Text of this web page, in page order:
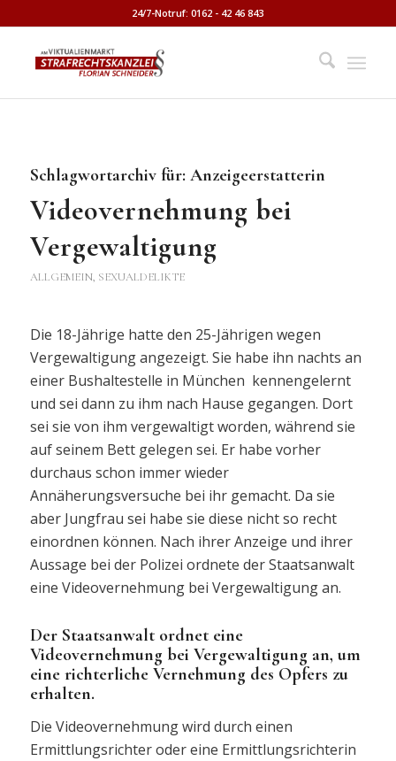
24/7-Notruf: 0162 - 42 46 843
Schlagwortarchiv für: Anzeigeerstatterin
Videovernehmung bei
Vergewaltigung
ALLGEMEIN, SEXUALDELIKTE
Die 18-Jährige hatte den 25-Jährigen wegen
Vergewaltigung angezeigt. Sie habe ihn nachts an
einer Bushaltestelle in München kennengelernt
und sei dann zu ihm nach Hause gegangen. Dort
sei sie von ihm vergewaltigt worden, während sie
auf seinem Bett gelegen sei. Er habe vorher
durchaus schon immer wieder
Annäherungsversuche bei ihr gemacht. Da sie
aber Jungfrau sei habe sie diese nicht so recht
einordnen können. Nach ihrer Anzeige und ihrer
Aussage bei der Polizei ordnete der Staatsanwalt
eine Videovernehmung bei Vergewaltigung an.
Der Staatsanwalt ordnet eine
Videovernehmung bei Vergewaltigung an, um
eine richterliche Vernehmung des Opfers zu
erhalten.
Die Videovernehmung wird durch einen
Ermittlungsrichter oder eine Ermittlungsrichterin